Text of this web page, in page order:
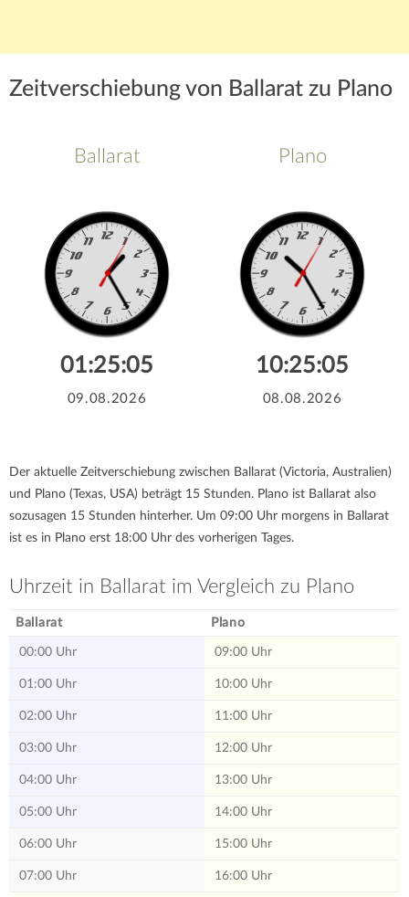
Zeitverschiebung von Ballarat zu Plano
Ballarat
01:25:05
09.08.2026
Plano
10:25:05
08.08.2026
Der aktuelle Zeitverschiebung zwischen Ballarat (Victoria, Australien)
und Plano (Texas, USA) beträgt 15 Stunden. Plano ist Ballarat also
sozusagen 15 Stunden hinterher. Um 09:00 Uhr morgens in Ballarat
ist es in Plano erst 18:00 Uhr des vorherigen Tages.
Uhrzeit in Ballarat im Vergleich zu Plano
Ballarat Plano
00:00 Uhr 09:00 Uhr
01:00 Uhr 10:00 Uhr
02:00 Uhr 11:00 Uhr
03:00 Uhr 12:00 Uhr
04:00 Uhr 13:00 Uhr
05:00 Uhr 14:00 Uhr
06:00 Uhr 15:00 Uhr
07:00 Uhr 16:00 Uhr